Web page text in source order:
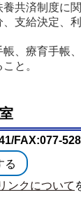
共済制度に関
支給決定、
、療育手帳
と。
FAX:077-
る （外部サイ
ンクについて